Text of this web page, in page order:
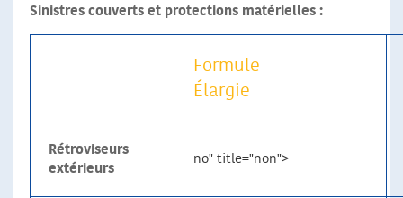
Sinistres couverts et protections matérielles :
Formule
Élargie
Rétroviseurs
extérieurs
no" title="non">